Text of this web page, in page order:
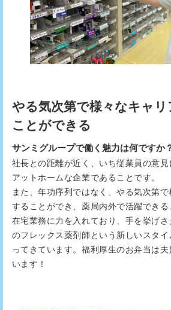
やる気次第で様々なキャリ
ことができる
サンミグループで働く魅力は何ですか
社長との距離が近く、いち従業員の意
アットホームな企業であることです。
また、年功序列ではなく、やる気次第
することができ、薬局内外で活躍でき
在宅業務に力を入れており、手を挙げ
のフレックス薬剤師という新しいスタ
ってきています。福利厚生のお弁当は
います！